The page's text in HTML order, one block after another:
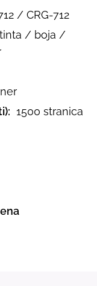
/ CRG-712
/ boja /
1500 stranica